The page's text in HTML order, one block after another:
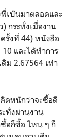
บ๊นมาตลอดและ
กระทั่งเมื่องาน
รั้งที่ 44) หนังสือ
และได้ทำการ
ม 2.67564 เท่า
หนักว่าจะซื้อดี
ทั่งผ่านงาน
อก็ซื้อ ไหน ๆ ก็